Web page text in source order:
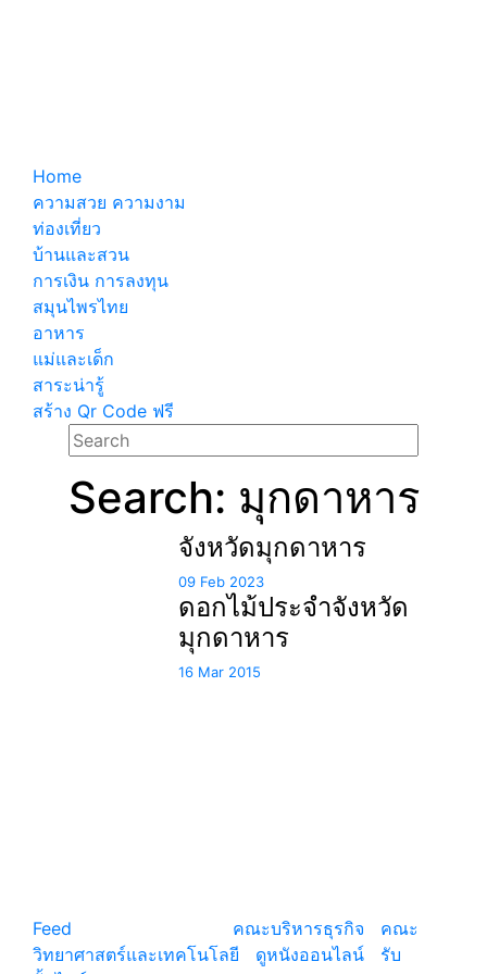
Home
ความสวย ความงาม
ท่องเที่ยว
บ้านและสวน
การเงิน การลงทุน
สมุนไพรไทย
อาหาร
แม่และเด็ก
สาระน่ารู้
สร้าง Qr Code ฟรี
Search: มุกดาหาร
จังหวัดมุกดาหาร
09 Feb 2023
ดอกไม้ประจำจังหวัด
มุกดาหาร
16 Mar 2015
Feed
คณะบริหารธุรกิจ
คณะ
วิทยาศาสตร์และเทคโนโลยี
ดูหนังออนไลน์
รับ